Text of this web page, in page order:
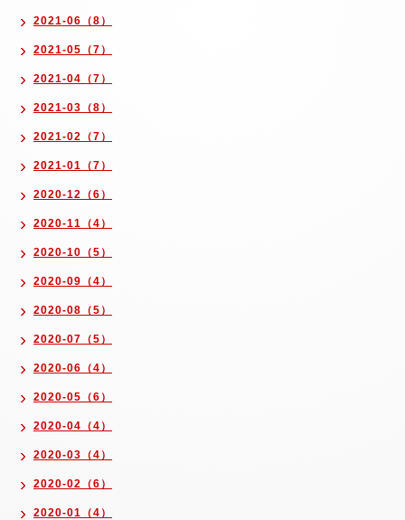
2021-06（8）
2021-05（7）
2021-04（7）
2021-03（8）
2021-02（7）
2021-01（7）
2020-12（6）
2020-11（4）
2020-10（5）
2020-09（4）
2020-08（5）
2020-07（5）
2020-06（4）
2020-05（6）
2020-04（4）
2020-03（4）
2020-02（6）
2020-01（4）